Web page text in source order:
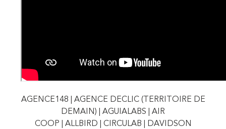
AGENCE148
AGENCE DECLIC (TERRITOIRE DE
DEMAIN)
| AGUIALABS
| AIR
COOP
ALLBIRD CIRCULAB
DAVIDSON